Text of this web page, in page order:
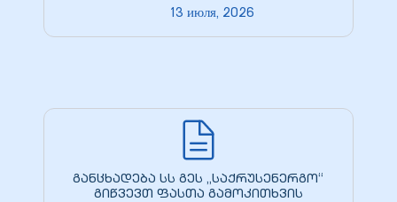
13 июля, 2026
განცხადება სს გეს „საქრუსენერგო“
გიწვევთ ფასთა გამოკითხვის